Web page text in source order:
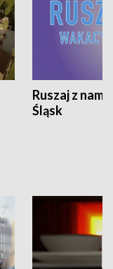
Ruszaj z
Śląsk